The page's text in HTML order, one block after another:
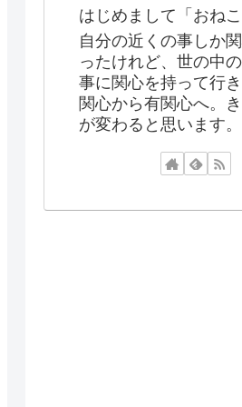
はじめまして「おねこ
自分の近くの事しか
ったけれど、世の中
事に関心を持って行
関心から有関心へ。
が変わると思います。